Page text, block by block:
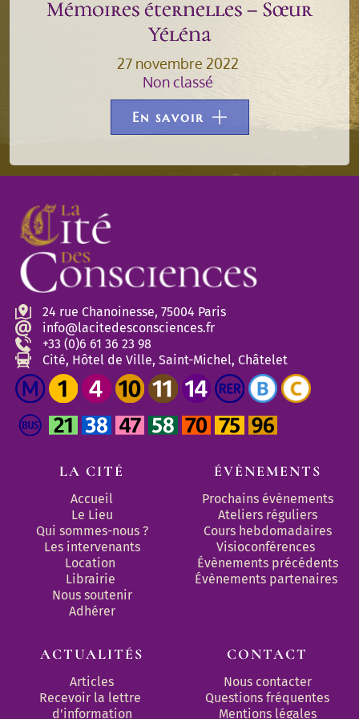
Mémoires éternelles – Sœur
Yéléna
27 novembre 2022
Non classé
En savoir
24 rue Chanoinesse, 75004 Paris
info@lacitedesconsciences.fr
+33 (0)6 61 36 23 98
Cité, Hôtel de Ville, Saint-Michel, Châtelet
LA CITÉ
Accueil
Le Lieu
Qui sommes-nous ?
Les intervenants
Location
Librairie
Nous soutenir
Adhérer
ÉVÈNEMENTS
Prochains évènements
Ateliers réguliers
Cours hebdomadaires
Visioconférences
Évènements précédents
Évènements partenaires
ACTUALITÉS
Articles
Recevoir la lettre
d'information
CONTACT
Nous contacter
Questions fréquentes
Mentions légales